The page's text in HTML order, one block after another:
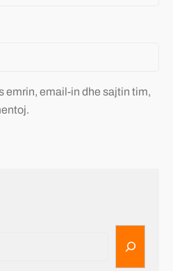
emrin, email-in dhe sajtin tim,